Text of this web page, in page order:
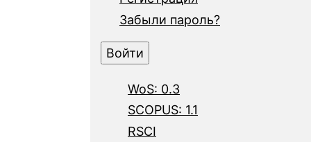
Забыли пароль?
WoS: 0.3
SCOPUS: 1.1
RSCI